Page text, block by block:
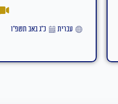
אידיש ט״ז באב תשפ״ו